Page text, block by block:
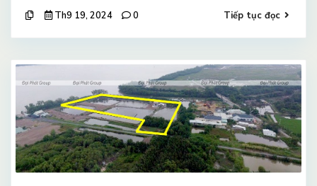
Th9 19, 2024 0 Tiếp tục đọc